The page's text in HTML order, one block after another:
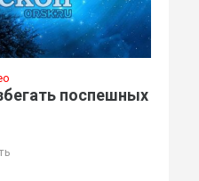
поспешных